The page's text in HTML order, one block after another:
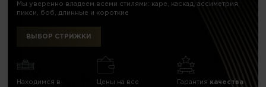
Мы уверенно владеем всеми стилями: каре, каскад, ассиметрия,
пикси, боб, длинные и короткие
ВЫБОР СТРИЖКИ
Находимся в
Цены на все
Гарантия качества